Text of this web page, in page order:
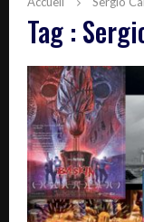
Tag :